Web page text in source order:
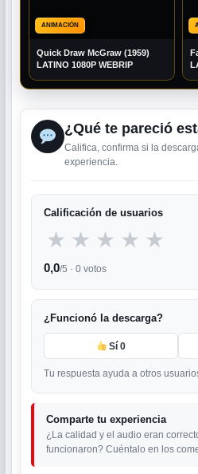
ANIMACIÓN
Quick Draw McGraw (1959)
LATINO 1080P WEBRIP
¿Qué te pareció
Califica, confirma si la
experiencia.
Calificación de usuarios
★ ★ ★ ★ ★
0,0/5 · 0 votos
¿Funcionó la descarga?
Sí0
Tu respuesta ayuda a otros
Comparte tu experiencia
¿La calidad y el audio eran
funcionaron? Cuéntalo en los